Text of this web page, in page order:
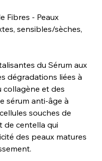
Fibres - Peaux
sensibles/sèches,
du Sérum aux
dégradations liées à
collagène et des
sérum anti-âge à
souches de
de centella qui
des peaux matures